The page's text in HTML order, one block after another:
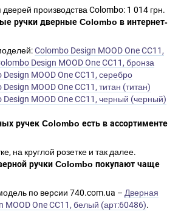
производства Colombo: 1 014 грн.
ручки дверные Colombo в интернет-
Colombo Design MOOD One CC11,
Design MOOD One CC11, бронза
Design MOOD One CC11, серебро
MOOD One CC11, титан (титан)
Design MOOD One CC11, черный (черный)
ручек Colombo есть в ассортименте
на круглой розетке и так далее.
ручки Colombo покупают чаще
по версии 740.com.ua – Дверная
MOOD One CC11, белый (арт:60486).